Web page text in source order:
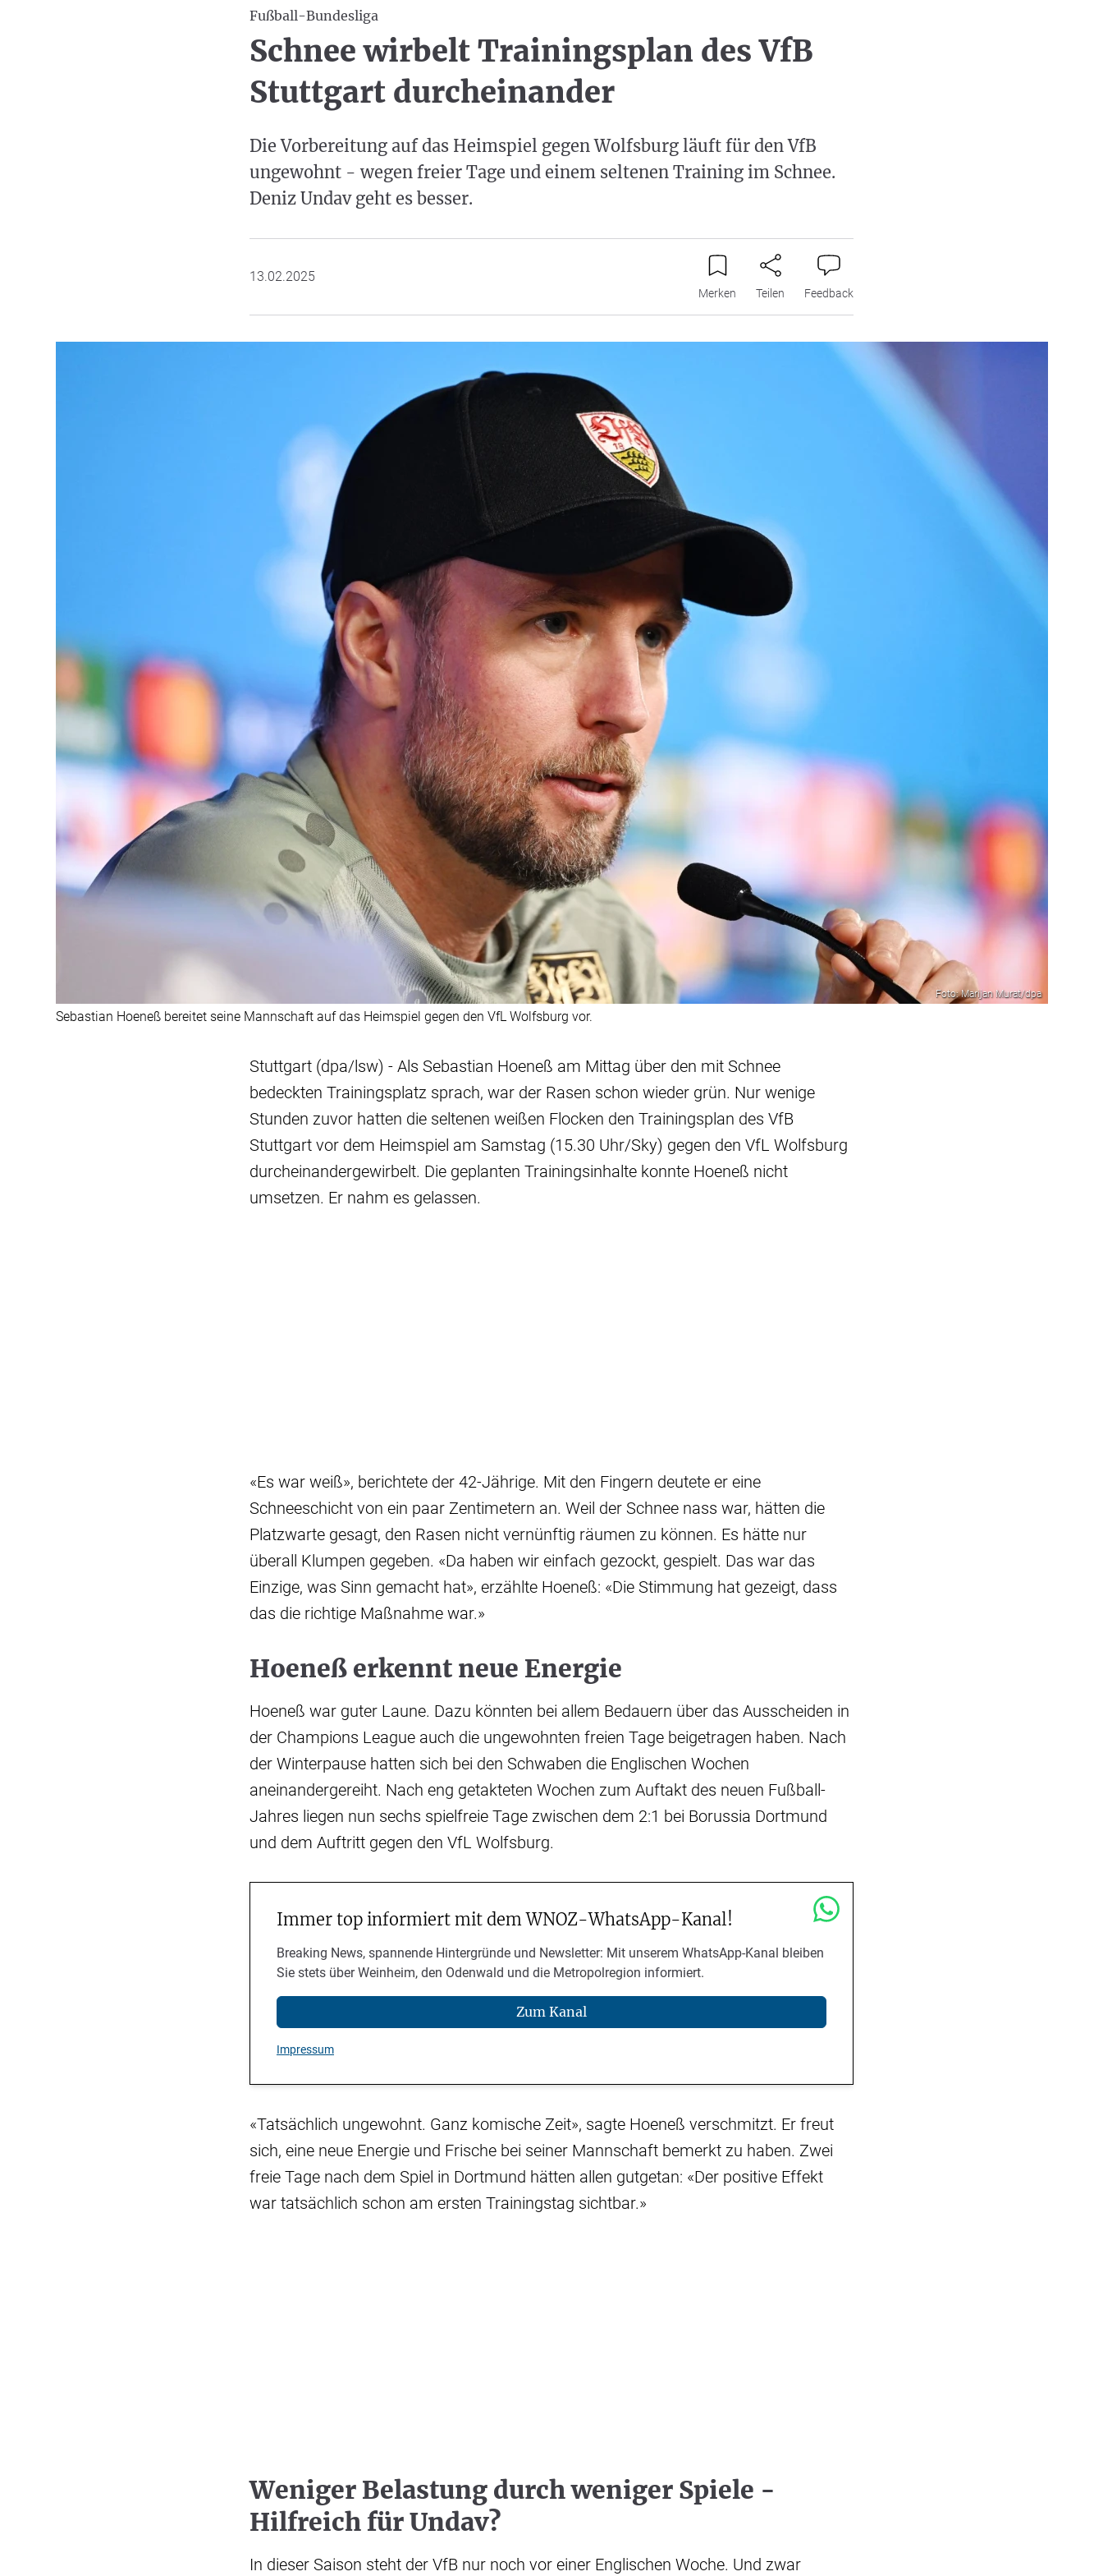
Fußball-Bundesliga
Schnee wirbelt Trainingsplan des VfB
Stuttgart durcheinander
Die Vorbereitung auf das Heimspiel gegen Wolfsburg läuft für den VfB
ungewohnt - wegen freier Tage und einem seltenen Training im Schnee.
Deniz Undav geht es besser.
13.02.2025
Merken Teilen Feedback
Foto: Marijan Murat/dpa
Sebastian Hoeneß bereitet seine Mannschaft auf das Heimspiel gegen den VfL Wolfsburg vor.
Stuttgart (dpa/lsw) - Als Sebastian Hoeneß am Mittag über den mit Schnee
bedeckten Trainingsplatz sprach, war der Rasen schon wieder grün. Nur wenige
Stunden zuvor hatten die seltenen weißen Flocken den Trainingsplan des VfB
Stuttgart vor dem Heimspiel am Samstag (15.30 Uhr/Sky) gegen den VfL Wolfsburg
durcheinandergewirbelt. Die geplanten Trainingsinhalte konnte Hoeneß nicht
umsetzen. Er nahm es gelassen.
«Es war weiß», berichtete der 42-Jährige. Mit den Fingern deutete er eine
Schneeschicht von ein paar Zentimetern an. Weil der Schnee nass war, hätten die
Platzwarte gesagt, den Rasen nicht vernünftig räumen zu können. Es hätte nur
überall Klumpen gegeben. «Da haben wir einfach gezockt, gespielt. Das war das
Einzige, was Sinn gemacht hat», erzählte Hoeneß: «Die Stimmung hat gezeigt, dass
das die richtige Maßnahme war.»
Hoeneß erkennt neue Energie
Hoeneß war guter Laune. Dazu könnten bei allem Bedauern über das Ausscheiden in
der Champions League auch die ungewohnten freien Tage beigetragen haben. Nach
der Winterpause hatten sich bei den Schwaben die Englischen Wochen
aneinandergereiht. Nach eng getakteten Wochen zum Auftakt des neuen Fußball-
Jahres liegen nun sechs spielfreie Tage zwischen dem 2:1 bei Borussia Dortmund
und dem Auftritt gegen den VfL Wolfsburg.
Immer top informiert mit dem WNOZ-WhatsApp-Kanal!
Breaking News, spannende Hintergründe und Newsletter: Mit unserem WhatsApp-Kanal bleiben
Sie stets über Weinheim, den Odenwald und die Metropolregion informiert.
Zum Kanal
Impressum
«Tatsächlich ungewohnt. Ganz komische Zeit», sagte Hoeneß verschmitzt. Er freut
sich, eine neue Energie und Frische bei seiner Mannschaft bemerkt zu haben. Zwei
freie Tage nach dem Spiel in Dortmund hätten allen gutgetan: «Der positive Effekt
war tatsächlich schon am ersten Trainingstag sichtbar.»
Weniger Belastung durch weniger Spiele -
Hilfreich für Undav?
In dieser Saison steht der VfB nur noch vor einer Englischen Woche. Und zwar